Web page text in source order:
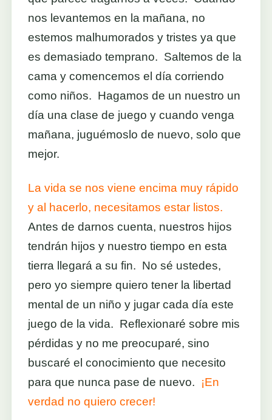
nos levantemos en la mañana, no
estemos malhumorados y tristes ya que
es demasiado temprano. Saltemos de la
cama y comencemos el día corriendo
como niños. Hagamos de un nuestro un
día una clase de juego y cuando venga
mañana, juguémoslo de nuevo, solo que
mejor.
La vida se nos viene encima muy rápido
y al hacerlo, necesitamos estar listos.
Antes de darnos cuenta, nuestros hijos
tendrán hijos y nuestro tiempo en esta
tierra llegará a su fin. No sé ustedes,
pero yo siempre quiero tener la libertad
mental de un niño y jugar cada día este
juego de la vida. Reflexionaré sobre mis
pérdidas y no me preocuparé, sino
buscaré el conocimiento que necesito
para que nunca pase de nuevo. ¡En
verdad no quiero crecer!